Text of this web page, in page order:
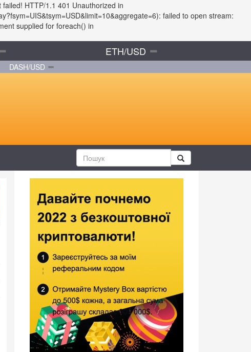
HTTP/1.1 401 Unauthorized in
failed to open stream:
supplied for foreach() in
ETH/USD
DASH/USD